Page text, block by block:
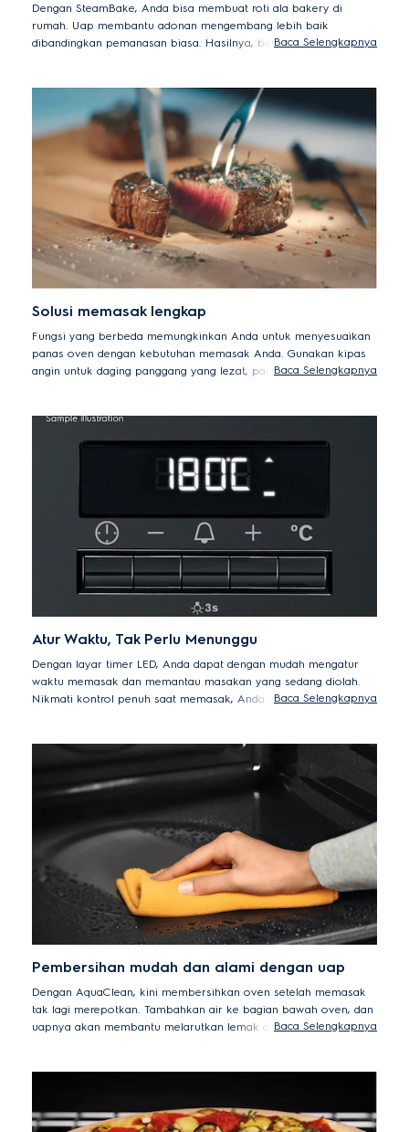
Dengan SteamBake, Anda bisa membuat roti ala bakery di
rumah. Uap membantu adonan mengembang lebih baik
dibandingkan pemanasan biasa. Hasilnya, bagian dalam roti
Baca Selengkapnya
Solusi memasak lengkap
Fungsi yang berbeda memungkinkan Anda untuk menyesuaikan
panas oven dengan kebutuhan memasak Anda. Gunakan kipas
angin untuk daging panggang yang lezat, panggangan untuk
Baca Selengkapnya
Atur Waktu, Tak Perlu Menunggu
Dengan layar timer LED, Anda dapat dengan mudah mengatur
waktu memasak dan memantau masakan yang sedang diolah.
Nikmati kontrol penuh saat memasak, Anda pun bisa bebas
Baca Selengkapnya
Pembersihan mudah dan alami dengan uap
Dengan AquaClean, kini membersihkan oven setelah memasak
tak lagi merepotkan. Tambahkan air ke bagian bawah oven, dan
uapnya akan membantu melarutkan lemak dan kotoran sehingga
Baca Selengkapnya